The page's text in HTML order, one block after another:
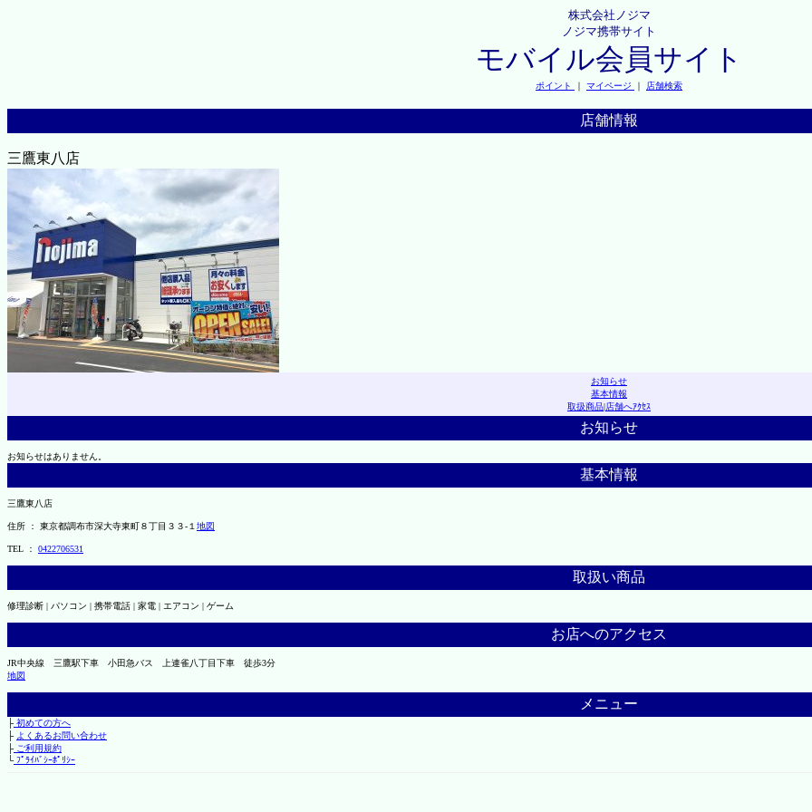
株式会社ノジマ
ノジマ携帯サイト
モバイル会員サイト
ポイント ｜ マイページ ｜ 店舗検索
店舗情報
三鷹東八店
お知らせ
基本情報
取扱商品|店舗へｱｸｾｽ
お知らせ
お知らせはありません。
基本情報
三鷹東八店
住所 ： 東京都調布市深大寺東町８丁目３３-１ 地図
TEL ： 0422706531
取扱い商品
修理診断 | パソコン | 携帯電話 | 家電 | エアコン | ゲーム
お店へのアクセス
JR中央線 三鷹駅下車 小田急バス 上連雀八丁目下車 徒歩3分
地図
メニュー
├初めての方へ
├ よくあるお問い合わせ
├ご利用規約
└ﾌﾟﾗｲﾊﾞｼｰﾎﾟﾘｼｰ